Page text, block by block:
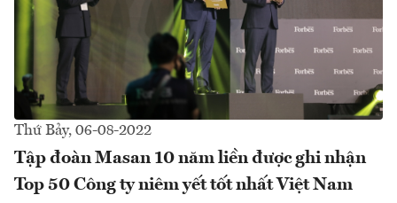
Thứ Bảy, 06-08-2022
Tập đoàn Masan 10 năm liền được ghi nhận
Top 50 Công ty niêm yết tốt nhất Việt Nam